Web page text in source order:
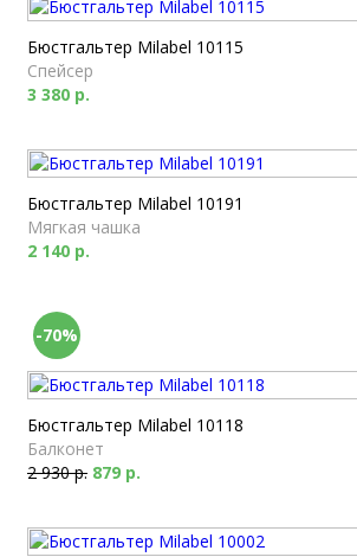
Бюстгальтер Milabel 10115
Спейсер
3 380 р.
Бюстгальтер Milabel 10191
Мягкая чашка
2 140 р.
-70%
Бюстгальтер Milabel 10118
Балконет
2 930 р. 879 р.